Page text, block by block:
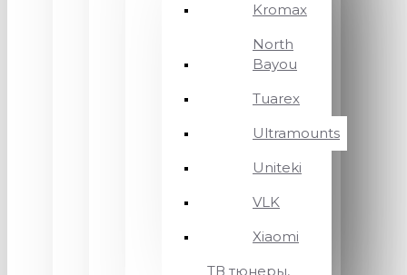
Kromax
North
Bayou
Tuarex
Ultramounts
Uniteki
VLK
Xiaomi
ТВ тюнеры,